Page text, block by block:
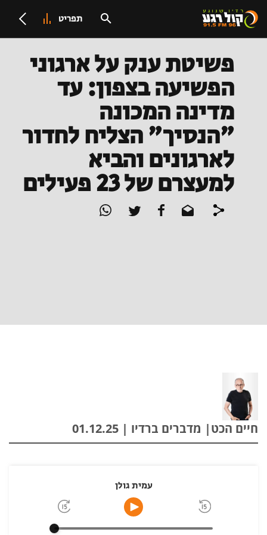
תפריט
פשיטת ענק על ארגוני
הפשיעה בצפון: עד
מדינה המכונה
"הנסיך" הצליח לחדור
לארגונים והביא
למעצרם של 23 פעילים
חיים הכט| מדברים ברדיו | 01.12.25
עמית גולן